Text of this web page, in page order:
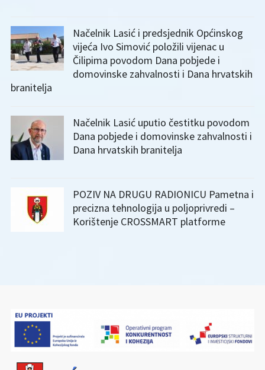
Načelnik Lasić i predsjednik Općinskog
vijeća Ivo Simović položili vijenac u
Čilipima povodom Dana pobjede i
domovinske zahvalnosti i Dana hrvatskih
branitelja
Načelnik Lasić uputio čestitku povodom
Dana pobjede i domovinske zahvalnosti i
Dana hrvatskih branitelja
POZIV NA DRUGU RADIONICU Pametna i
precizna tehnologija u poljoprivredi –
Korištenje CROSSMART platforme